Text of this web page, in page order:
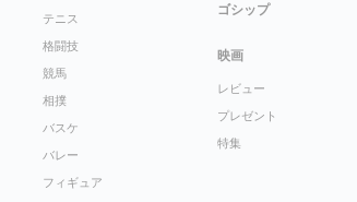
テニス
格闘技
競馬
相撲
バスケ
バレー
フィギュア
ゴシップ
映画
レビュー
プレゼント
特集